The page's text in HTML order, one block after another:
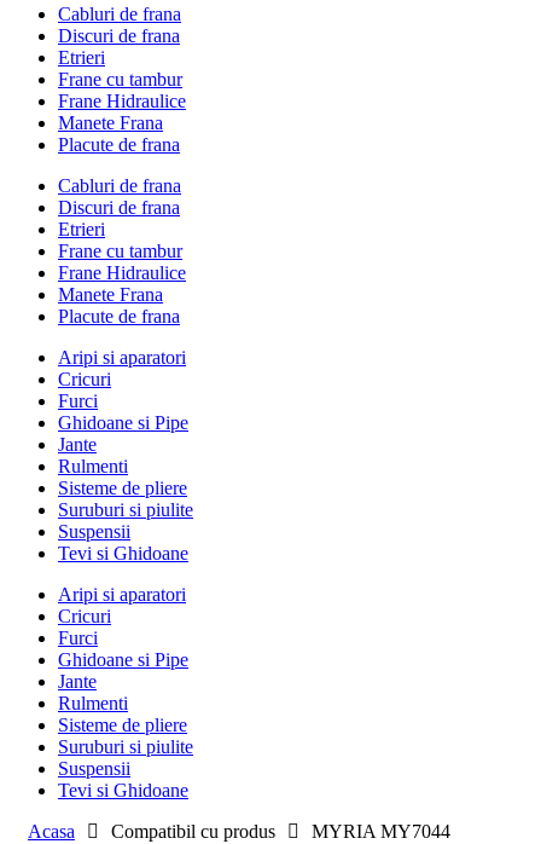
Cabluri de frana
Discuri de frana
Etrieri
Frane cu tambur
Frane Hidraulice
Manete Frana
Placute de frana
Cabluri de frana
Discuri de frana
Etrieri
Frane cu tambur
Frane Hidraulice
Manete Frana
Placute de frana
Aripi si aparatori
Cricuri
Furci
Ghidoane si Pipe
Jante
Rulmenti
Sisteme de pliere
Suruburi si piulite
Suspensii
Tevi si Ghidoane
Aripi si aparatori
Cricuri
Furci
Ghidoane si Pipe
Jante
Rulmenti
Sisteme de pliere
Suruburi si piulite
Suspensii
Tevi si Ghidoane
Acasa
Compatibil cu produs MYRIA MY7044